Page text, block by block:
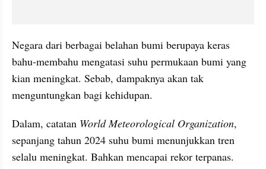
Negara dari berbagai belahan bumi berupaya keras
bahu-membahu mengatasi suhu permukaan bumi yang
kian meningkat. Sebab, dampaknya akan tak
menguntungkan bagi kehidupan.
Dalam, catatan World Meteorological Organization,
sepanjang tahun 2024 suhu bumi menunjukkan tren
selalu meningkat. Bahkan mencapai rekor terpanas.